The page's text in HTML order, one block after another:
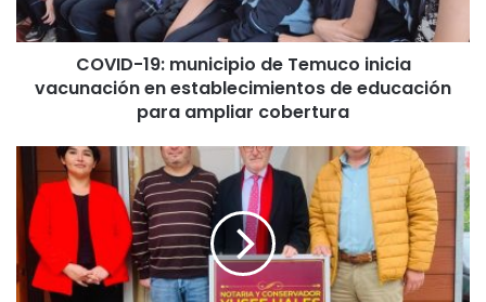
9
:
d
e
COVID-19: municipio de Temuco inicia
vacunación en establecimientos de educación
para ampliar cobertura
o